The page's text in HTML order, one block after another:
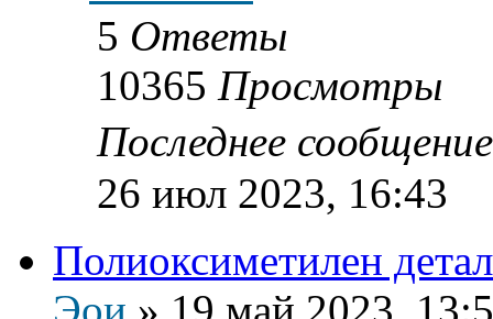
5 Ответы
10365 Просмотры
Последнее
26 июл 2023, 16:43
Полиоксиметилен
Эои » 19 май 2023,